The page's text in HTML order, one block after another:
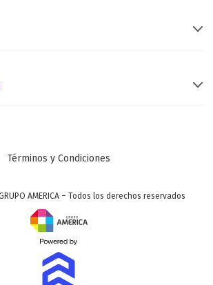
Términos y Condiciones
AMERICA – Todos los derechos reservados